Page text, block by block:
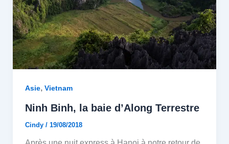
Asie, Vietnam
Ninh Binh, la baie d’Along Terrestre
Cindy / 19/08/2018